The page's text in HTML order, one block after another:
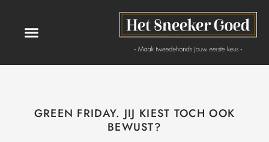
GREEN FRIDAY. JIJ KIEST TOCH OOK
BEWUST?